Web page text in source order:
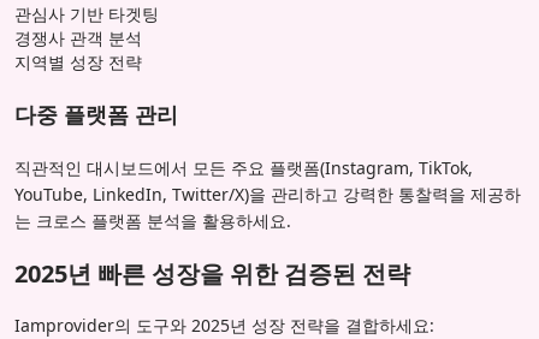
관심사 기반 타겟팅
경쟁사 관객 분석
지역별 성장 전략
다중 플랫폼 관리
직관적인 대시보드에서 모든 주요 플랫폼(Instagram, TikTok,
YouTube, LinkedIn, Twitter/X)을 관리하고 강력한 통찰력을 제공하
는 크로스 플랫폼 분석을 활용하세요.
2025년 빠른 성장을 위한 검증된 전략
Iamprovider의 도구와 2025년 성장 전략을 결합하세요: